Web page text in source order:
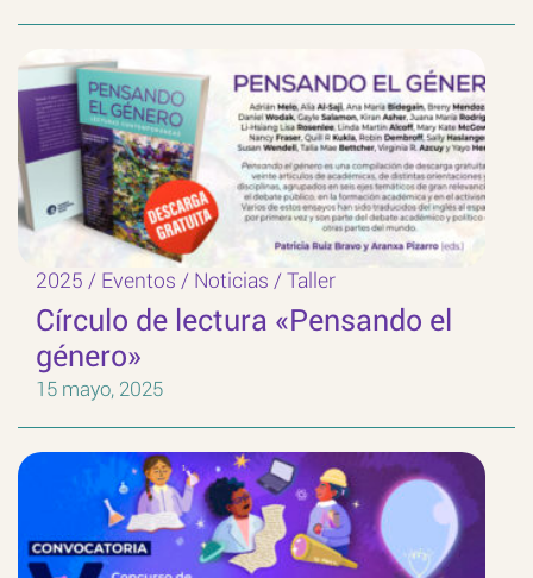
2025 / Eventos / Noticias /Taller
Círculo de lectura «Pensando el
género»
15 mayo, 2025